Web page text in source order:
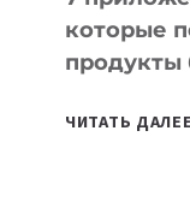
которые
продукты
ЧИТАТЬ ДАЛЕЕ